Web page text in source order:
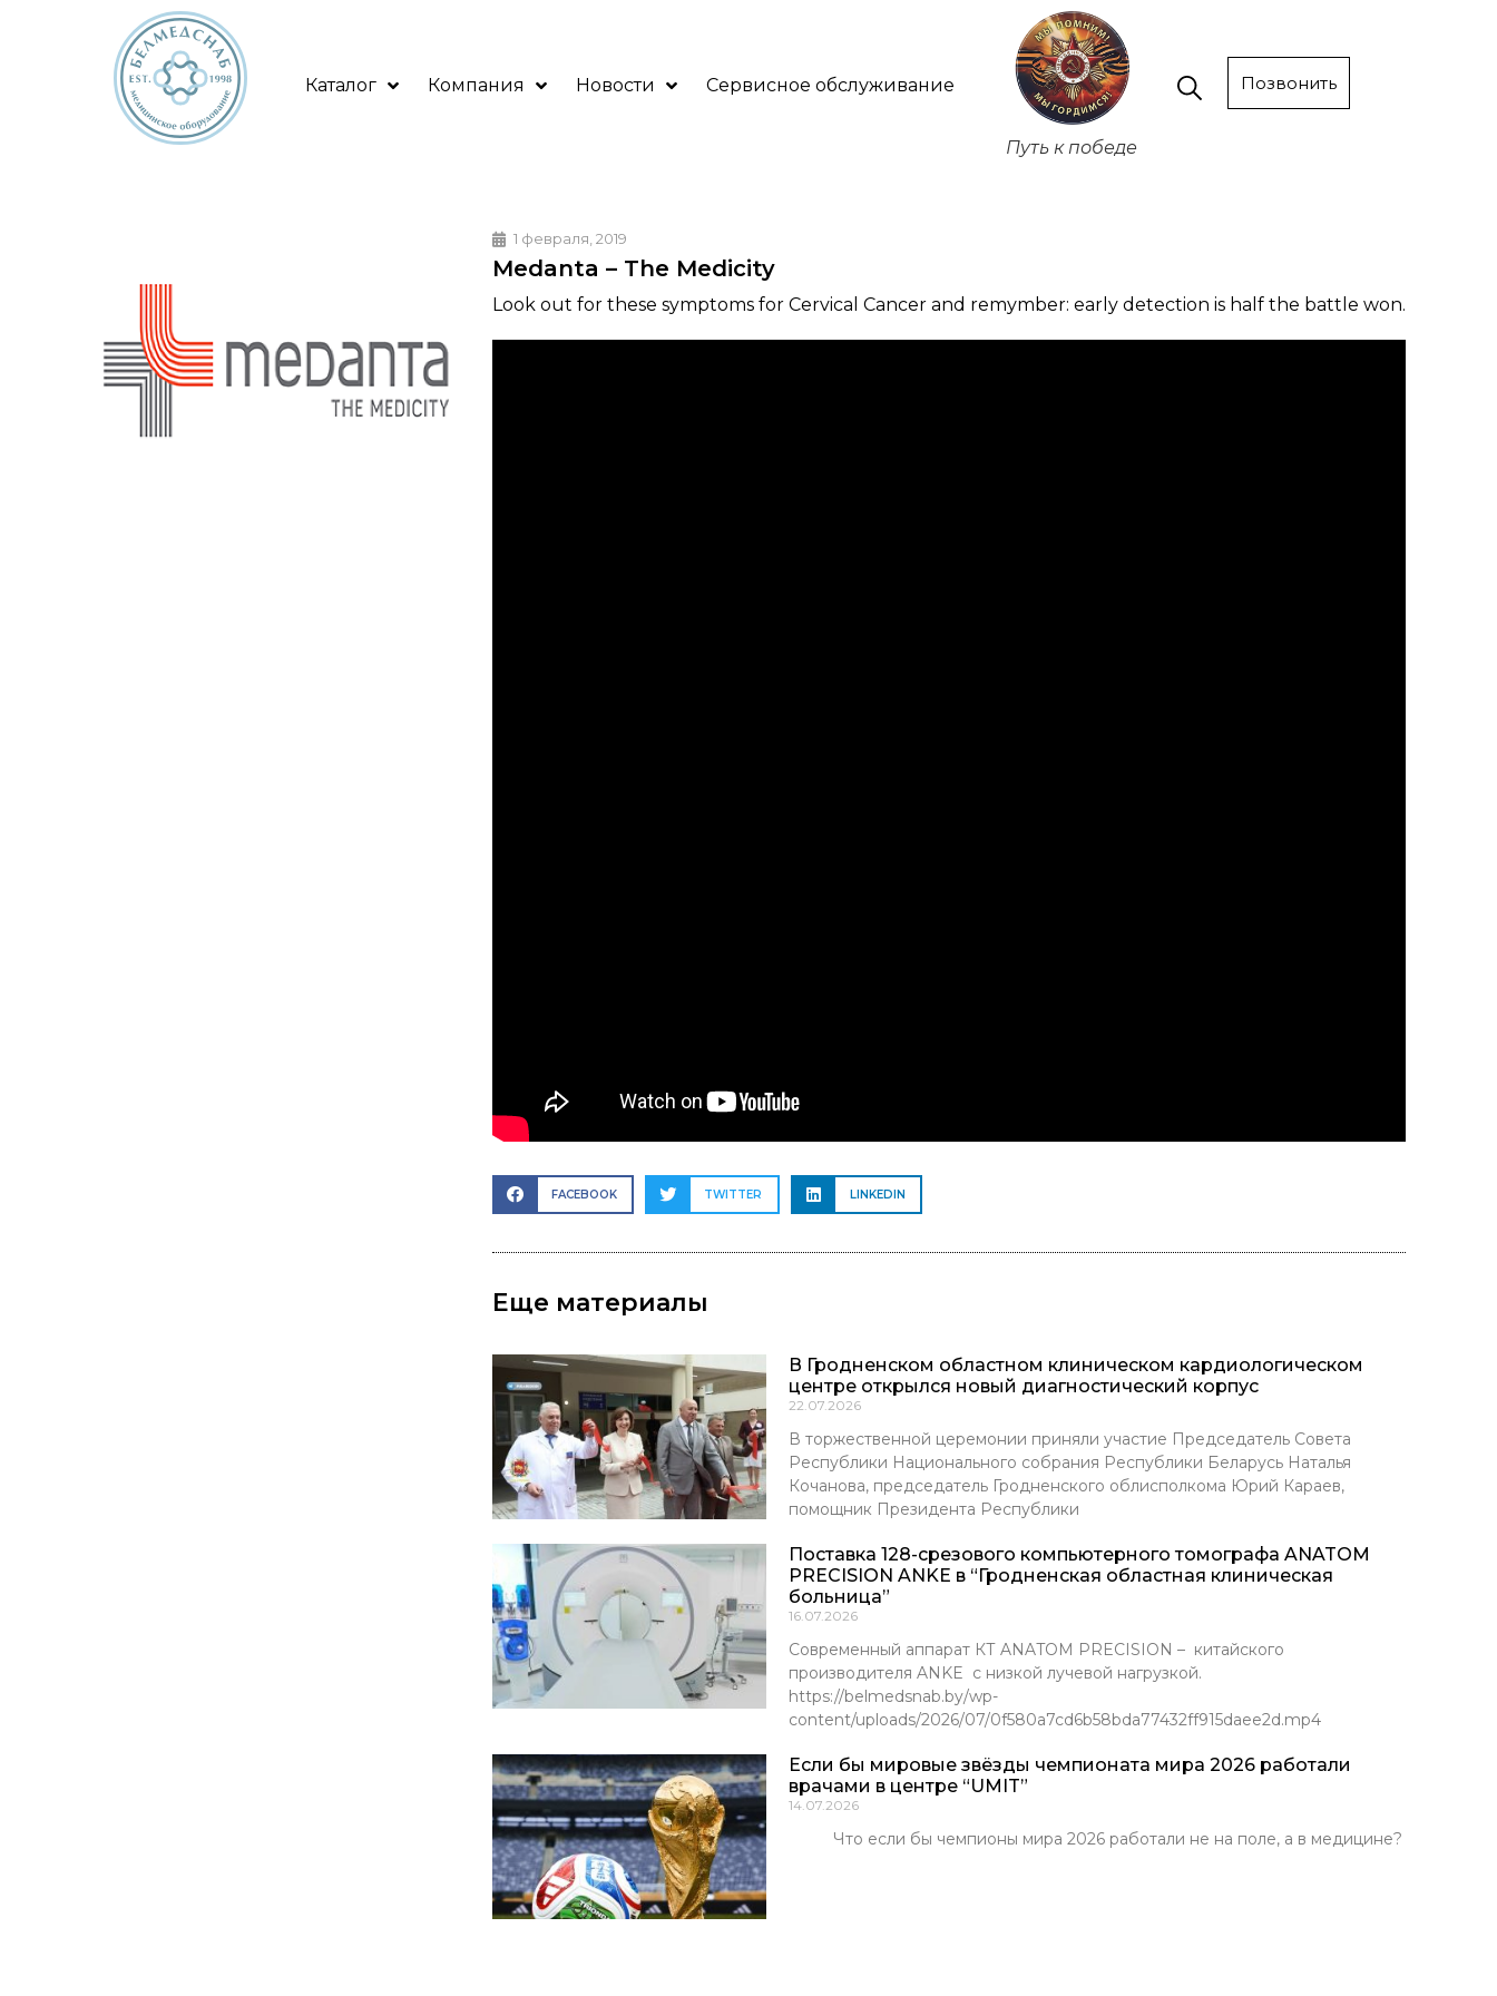
Каталог Компания Новости Сервисное обслуживание
Путь к победе
Позвонить
1 февраля, 2019
Medanta – The Medicity
Lооk оut for these symptoms for Cеrvical Cаncer and remуmber: early detection is half the battle won.
FACEBOOK TWITTER LINKEDIN
Еще материалы
В Гродненском областном клиническом кардиологическом
центре открылся новый диагностический корпус
22.07.2026
В торжественной церемонии приняли участие Председатель Совета
Республики Национального собрания Республики Беларусь Наталья
Кочанова, председатель Гродненского облисполкома Юрий Караев,
помощник Президента Республики
Поставка 128-срезового компьютерного томографа ANATOM
PRECISION ANKE в “Гродненская областная клиническая
больница”
16.07.2026
Современный аппарат КТ ANATOM PRECISION – китайского
производителя ANKE с низкой лучевой нагрузкой.
https://belmedsnab.by/wp-
content/uploads/2026/07/0f580a7cd6b58bda77432ff915daee2d.mp4
Если бы мировые звёзды чемпионата мира 2026 работали
врачами в центре “UMIT”
14.07.2026
Что если бы чемпионы мира 2026 работали не на поле, а в медицине?